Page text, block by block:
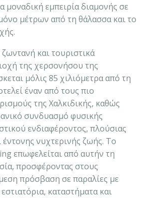
μοναδική εμπειρία διαμονής σε
μέτρων από τη θάλασσα και το
και τουριστικά
της χερσονήσου της
μόλις 85 χιλιόμετρα από τη
έναν από τους πιο
της Χαλκιδικής, καθώς
συνδυασμό φυσικής
ενδιαφέροντος, πλούσιας
έντονης νυχτερινής ζωής. Το
επωφελείται από αυτήν τη
προσφέροντας στους
πρόσβαση σε παραλίες με
καταστήματα και